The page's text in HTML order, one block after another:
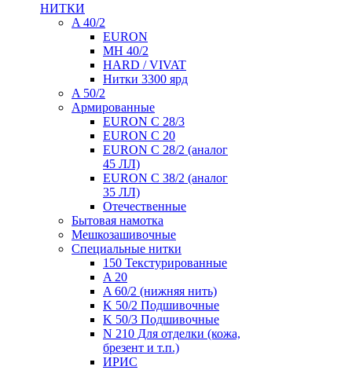
НИТКИ
A 40/2
EURON
MH 40/2
HARD / VIVAT
Нитки 3300 ярд
A 50/2
Армированные
EURON C 28/3
EURON C 20
EURON C 28/2 (аналог
45 ЛЛ)
EURON C 38/2 (аналог
35 ЛЛ)
Отечественные
Бытовая намотка
Мешкозашивочные
Специальные нитки
150 Текстурированные
A 20
A 60/2 (нижняя нить)
K 50/2 Подшивочные
K 50/3 Подшивочные
N 210 Для отделки (кожа,
брезент и т.п.)
ИРИС